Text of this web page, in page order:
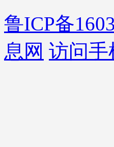
鲁ICP备
息网 访问手